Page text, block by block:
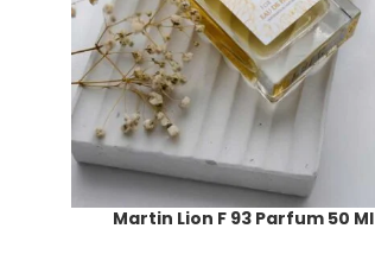
Martin Lion F 93 Parfum 50 Ml